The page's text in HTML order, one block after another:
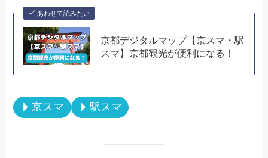
あわせて読みたい
京都デジタルマップ【京スマ・駅
スマ】京都観光が便利になる！
京スマ 駅スマ